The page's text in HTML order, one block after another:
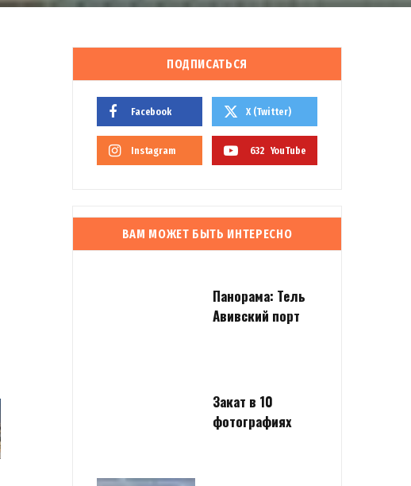
ПОДПИСАТЬСЯ
Facebook X (Twitter)
Instagram 632 YouTube
ВАМ МОЖЕТ БЫТЬ ИНТЕРЕСНО
Панорама: Тель
Авивский порт
Закат в 10
фотографиях